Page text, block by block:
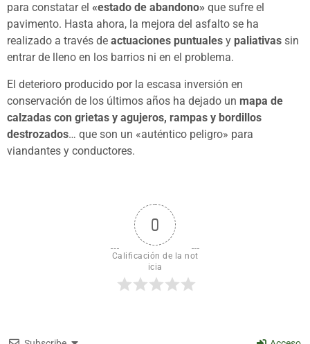
para constatar el «estado de abandono» que sufre el
pavimento. Hasta ahora, la mejora del asfalto se ha
realizado a través de actuaciones puntuales y paliativas sin
entrar de lleno en los barrios ni en el problema.
El deterioro producido por la escasa inversión en
conservación de los últimos años ha dejado un mapa de
calzadas con grietas y agujeros, rampas y bordillos
destrozados… que son un «auténtico peligro» para
viandantes y conductores.
0
Calificación de la not
icia